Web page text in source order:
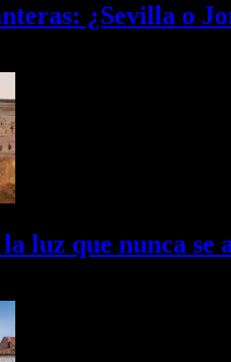
¿Sevilla o
luz que nunca se